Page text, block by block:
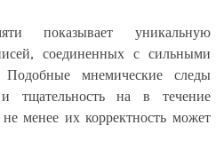
показывает уникальную
соединенных с сильными
мнемические следы
и тщательность на в течение
менее их корректность может